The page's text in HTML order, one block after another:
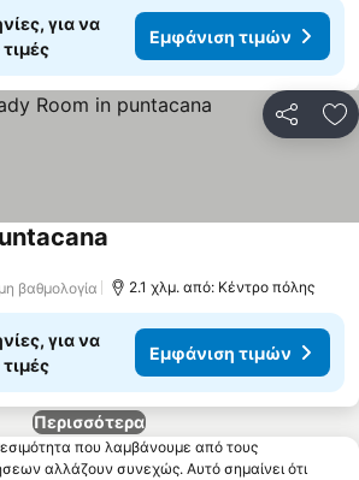
για να
τιμές
Εμφάνιση τιμών
βαθμολογία 2.1 χλμ. από: Κέντρο πόλης
για να
τιμές
Εμφάνιση τιμών
Περισσότερα
που λαμβάνουμε από τους
αλλάζουν συνεχώς. Αυτό σημαίνει ότι